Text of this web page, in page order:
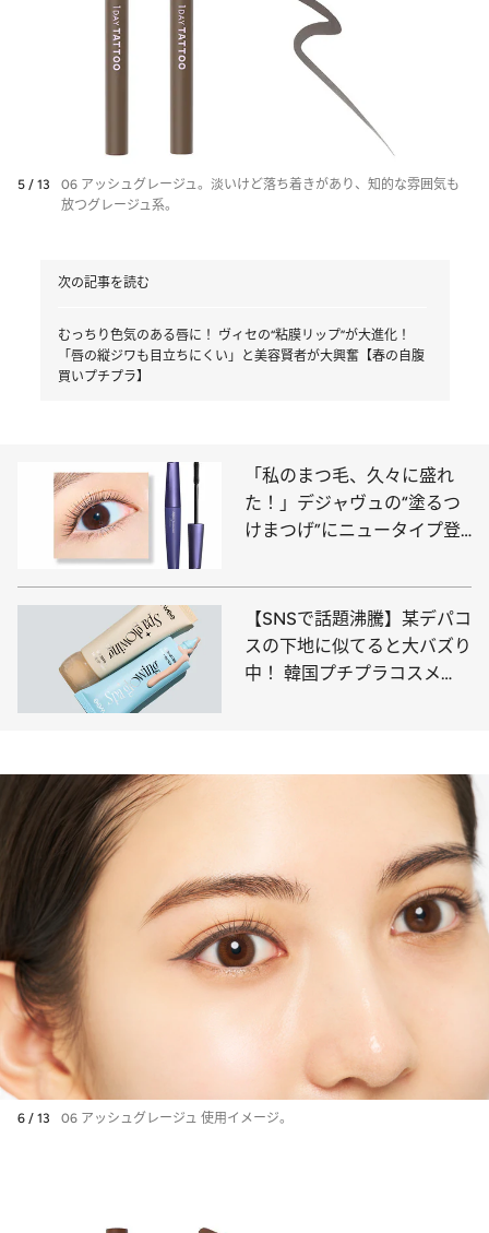
05 チョコレートムース 使用イメージ。
06 アッシュグレージュ。淡いけど落ち着きがあり、知的な雰囲気も
放つグレージュ系。
次の記事を読む
むっちり色気のある唇に！ ヴィセの“粘膜リップ”が大進化！
「唇の縦ジワも目立ちにくい」と美容賢者が大興奮【春の自腹
買いプチプラ】
「私のまつ毛、久々に盛れ
た！」デジャヴュの“塗るつ
けまつげ”にニュータイプ登
場【春の自腹買いプチプラ】
【SNSで話題沸騰】某デパコ
スの下地に似てると大バズり
ったら…テカリじゃない“ツ
ヤ”降臨